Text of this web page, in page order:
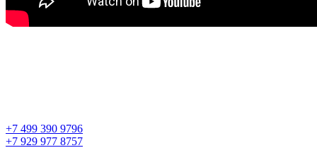
+7 499 390 9796
+7 929 977 8757